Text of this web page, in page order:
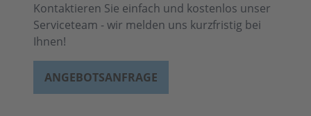
Kontaktieren Sie einfach und kostenlos unser
Serviceteam - wir melden uns kurzfristig bei
Ihnen!
ANGEBOTSANFRAGE